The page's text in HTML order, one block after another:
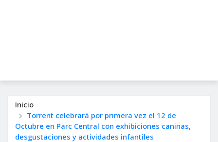
Inicio
Torrent celebrará por primera vez el 12 de
Octubre en Parc Central con exhibiciones caninas,
desgustaciones y actividades infantiles